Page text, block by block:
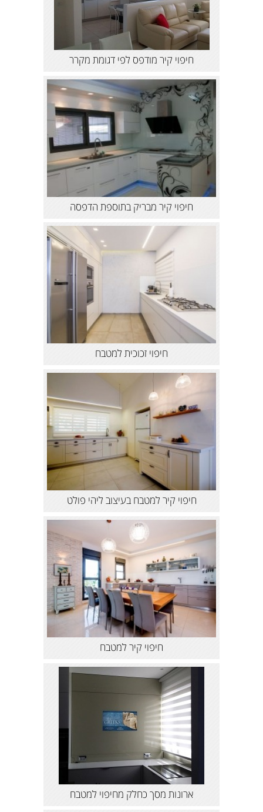
חיפוי קיר מודפס לפי דגומת מקרר
חיפוי קיר מבריק בתוספת הדפסה
חיפוי זכוכית למטבח
חיפוי קיר למטבח בעיצוב ליהי פולט
חיפוי קיר למטבח
ארונות מסך כחלק מחיפוי למטבח